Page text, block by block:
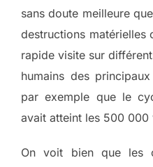
sans doute meilleure
destructions matérielles
rapide visite sur
humains des
par exemple que le
avait atteint les 500 000
On voit bien que les